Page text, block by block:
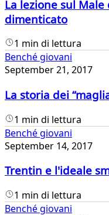
La lezione sul
dimenticato
1 min di lettura
Benché giovani
September 21, 2017
La storia dei
1 min di lettura
Benché giovani
September 14, 2017
Trentin e l'ideale
1 min di lettura
Benché giovani